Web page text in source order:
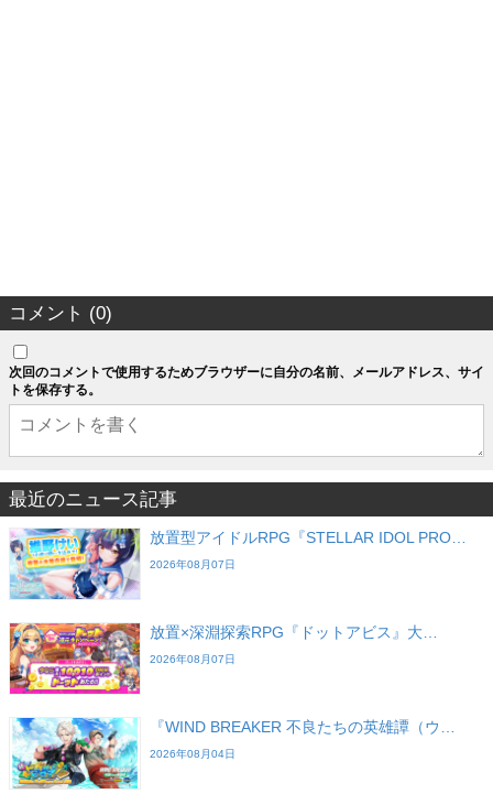
コメント (0)
次回のコメントで使用するためブラウザーに自分の名前、メールアドレス、サイ
トを保存する。
最近のニュース記事
放置型アイドルRPG『STELLAR IDOL PRO…
2026年08月07日
放置×深淵探索RPG『ドットアビス』大…
2026年08月07日
『WIND BREAKER 不良たちの英雄譚（ウ…
2026年08月04日